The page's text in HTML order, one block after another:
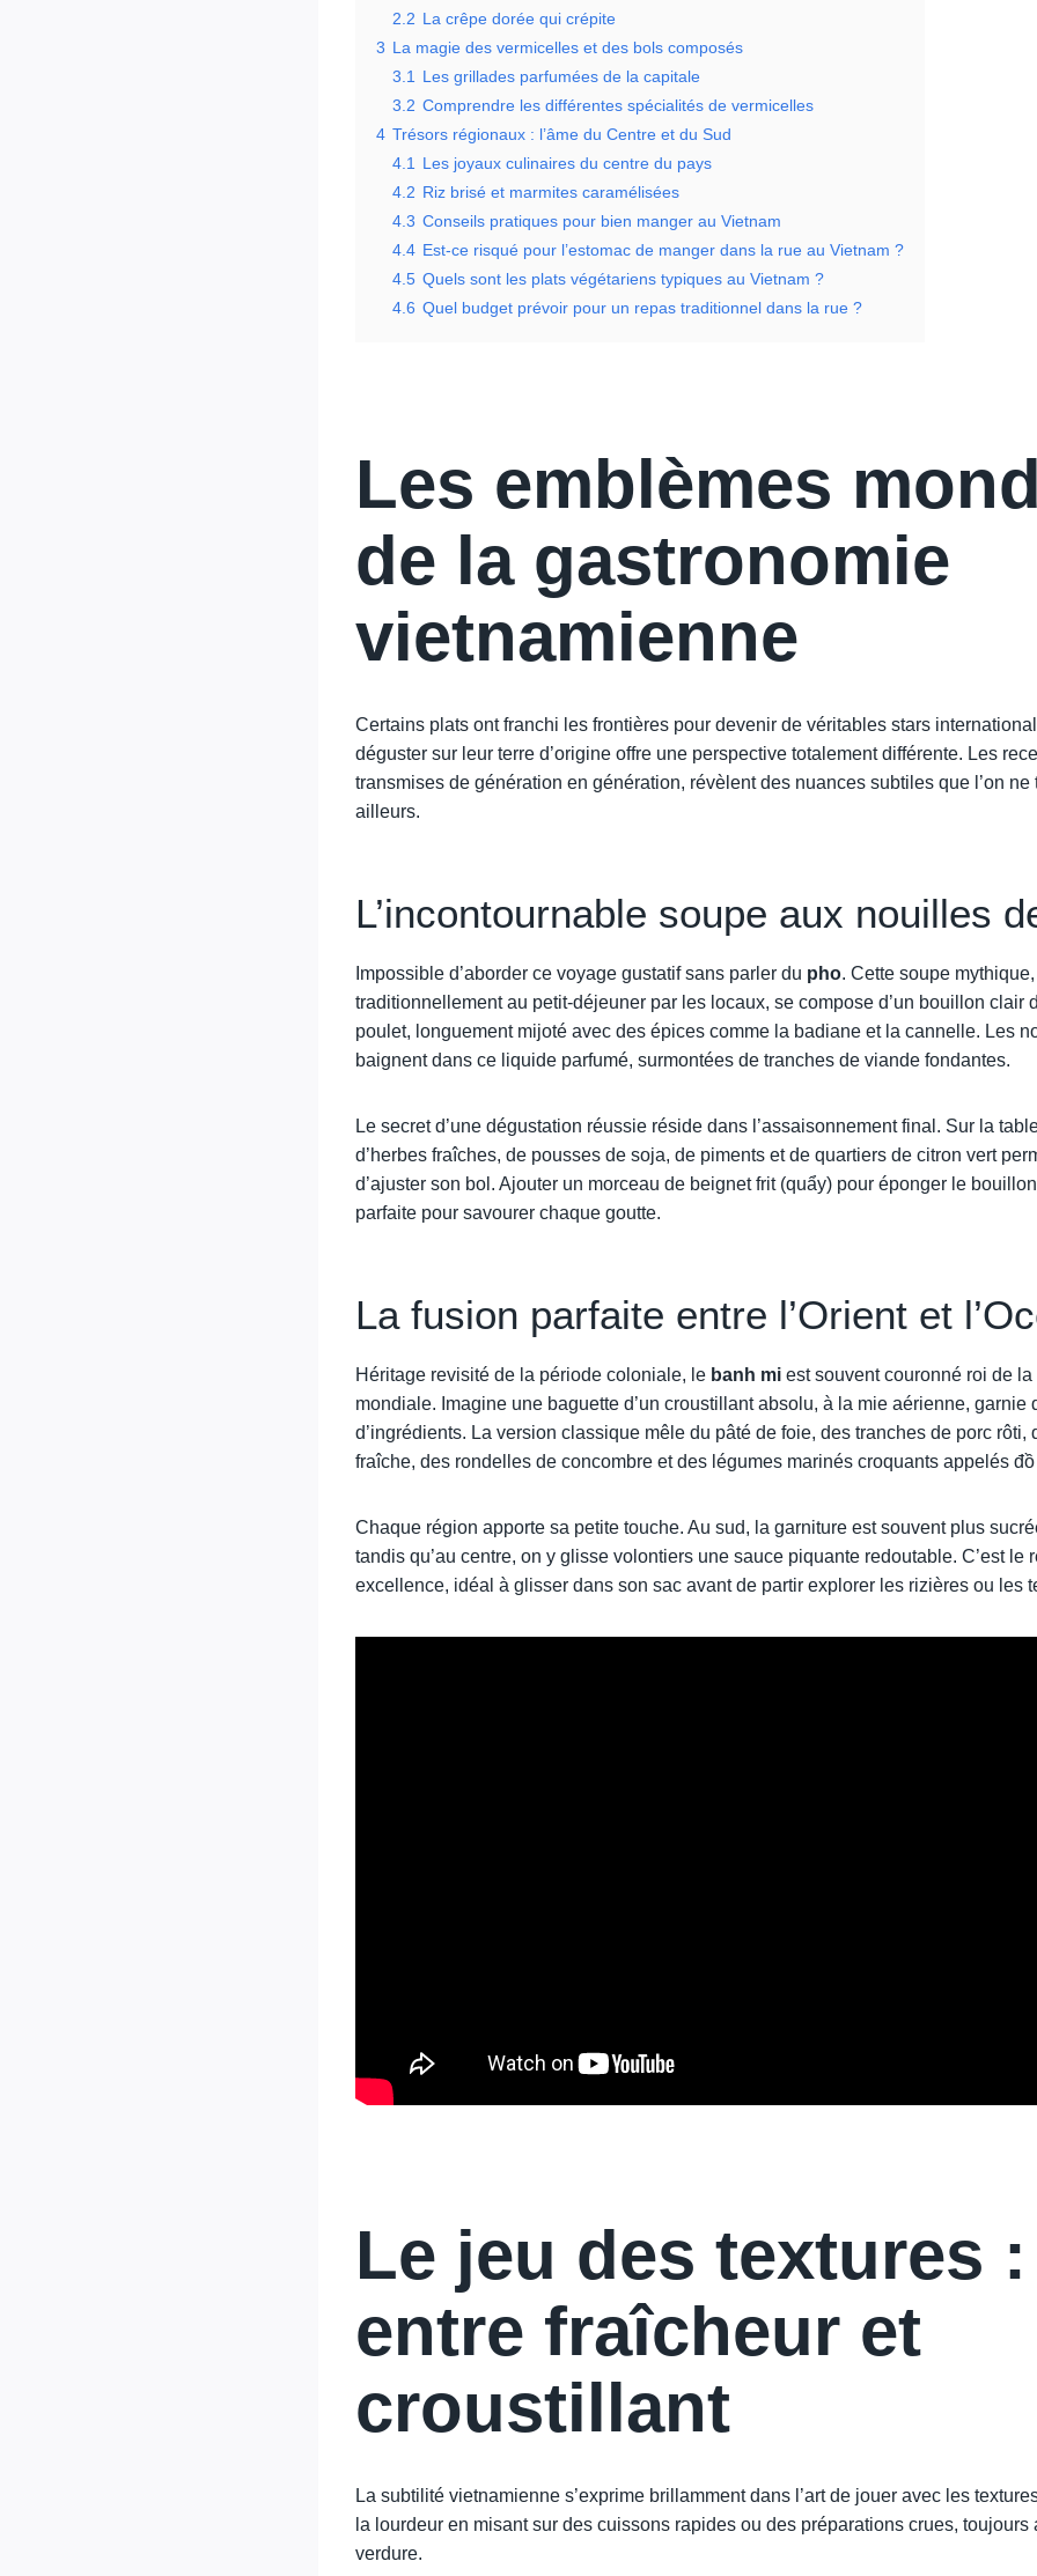
2.2 La crêpe dorée qui crépite
3 La magie des vermicelles et des bols composés
3.1
Les grillades parfumées de la capitale
3.2 Comprendre les différentes spécialités de vermicelles
4 Trésors régionaux : l’âme du Centre et du Sud
4.1
Les joyaux culinaires du centre du pays
4.2 Riz brisé et marmites caramélisées
4.3 Conseils pratiques pour bien manger au Vietnam
4.4 Est-ce risqué pour l’estomac de manger dans la rue au Vietnam ?
4.5 Quels sont les plats végétariens typiques au Vietnam ?
4.6 Quel budget prévoir pour un repas traditionnel dans la rue ?
Les emblèmes
de la gastronomie
vietnamienne
Certains plats ont franchi les frontières pour devenir de véritables stars
déguster sur leur terre d’origine offre une perspective totalement différente. Les
transmises de génération en génération, révèlent des nuances subtiles que l’on ne
ailleurs.
L’incontournable soupe aux nouilles
Impossible d’aborder ce voyage gustatif sans parler du pho. Cette soupe
traditionnellement au petit-déjeuner par les locaux, se compose d’un bouillon clair
poulet, longuement mijoté avec des épices comme la badiane et la cannelle. Les
baignent dans ce liquide parfumé, surmontées de tranches de viande fondantes.
Le secret d’une dégustation réussie réside dans l’assaisonnement final. Sur la
d’herbes fraîches, de pousses de soja, de piments et de quartiers de citron vert
d’ajuster son bol. Ajouter un morceau de beignet frit (quẩy) pour éponger le
parfaite pour savourer chaque goutte.
La fusion parfaite entre l’Orient et
Héritage revisité de la période coloniale, le banh mi est souvent couronné roi de la
mondiale. Imagine une baguette d’un croustillant absolu, à la mie aérienne, garnie
d’ingrédients. La version classique mêle du pâté de foie, des tranches de porc rôti,
fraîche, des rondelles de concombre et des légumes marinés croquants appelés
Chaque région apporte sa petite touche. Au sud, la garniture est souvent plus
tandis qu’au centre, on y glisse volontiers une sauce piquante redoutable. C’est le
excellence, idéal à glisser dans son sac avant de partir explorer les rizières ou les
Le jeu des textures :
entre fraîcheur et
croustillant
La subtilité vietnamienne s’exprime brillamment dans l’art de jouer avec les
la lourdeur en misant sur des cuissons rapides ou des préparations crues, toujours
verdure.